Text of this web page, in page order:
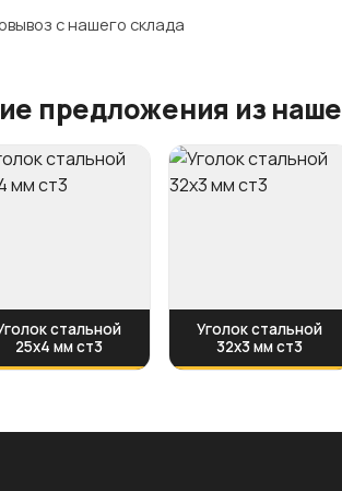
с нашего склада
предложения из
стальной
25х4 мм ст3
Уголок стальной
32х3 мм ст3